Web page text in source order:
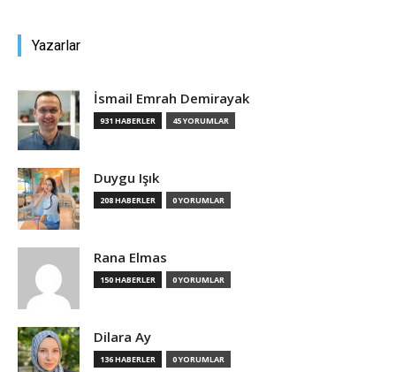
Yazarlar
İsmail Emrah Demirayak
931 HABERLER 45 YORUMLAR
Duygu Işık
208 HABERLER 0 YORUMLAR
Rana Elmas
150 HABERLER 0 YORUMLAR
Dilara Ay
136 HABERLER 0 YORUMLAR